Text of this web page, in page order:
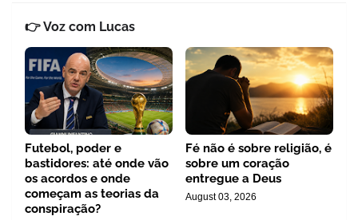
👉 Voz com Lucas
Futebol, poder e
bastidores: até onde vão
os acordos e onde
começam as teorias da
conspiração?
Fé não é sobre religião, é
sobre um coração
entregue a Deus
August 03, 2026